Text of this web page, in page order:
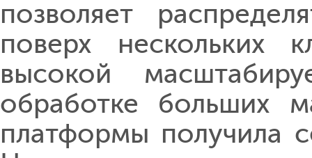
позволяет
поверх нескольких
высокой
обработке больших
платформы получила